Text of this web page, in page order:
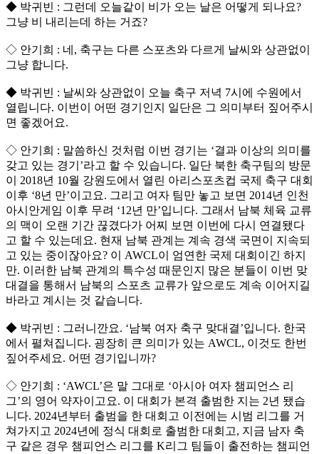
◆ 박귀빈 : 그런데 오늘같이 비가 오는 날은 어떻게 되나요?
그냥 비 내리는데 하는 거죠?
◇ 안기희 : 네, 축구는 다른 스포츠와 다르게 날씨와 상관없이
그냥 합니다.
◆ 박귀빈 : 날씨와 상관없이 오늘 축구 저녁 7시에 수원에서
열립니다. 이번이 어떤 경기인지 일단은 그 의미부터 짚어주시
면 좋겠어요.
◇ 안기희 : 말씀하신 것처럼 이번 경기는 ‘결과 이상의 의미를
갖고 있는 경기’라고 할 수 있습니다. 일단 북한 축구팀의 방문
이 2018년 10월 강원도에서 열린 아리스포츠컵 국제 축구 대회
이후 ‘8년 만’이고요. 그리고 여자 팀만 놓고 보면 2014년 인천
아시안게임 이후 무려 ‘12년 만’입니다. 그래서 남북 체육 교류
의 맥이 오랜 기간 끊겼다가 어찌 보면 이번에 다시 연결됐다
고 할 수 있는데요. 현재 남북 관계는 계속 경색 국면이 지속되
고 있는 중이잖아요? 이 AWCL이 엄연한 국제 대회이긴 하지
만. 이러한 남북 관계의 특수성 때문인지 많은 분들이 이번 맞
대결을 통해서 남북의 스포츠 교류가 앞으로도 계속 이어지길
바라고 계시는 것 같습니다.
◆ 박귀빈 : 그러니깐요. ‘남북 여자 축구 맞대결’입니다. 한국
에서 펼쳐집니다. 굉장히 큰 의미가 있는 AWCL, 이것도 한번
짚어주세요. 어떤 경기입니까?
◇ 안기희 : ‘AWCL’은 말 그대로 ‘아시아 여자 챔피언스 리
그’의 영어 약자이고요. 이 대회가 본격 출범한 지는 2년 됐습
니다. 2024년부터 출범을 한 대회고 이전에는 시범 리그를 거
쳐가지고 2024년에 정식 대회로 출범한 대회고, 지금 남자 축
구 같은 경우 챔피언스 리그를 K리그 팀들이 출전하는 챔피언